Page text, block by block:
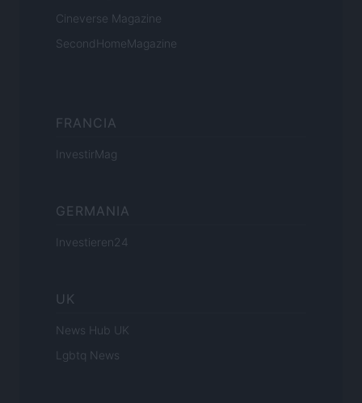
Cineverse Magazine
SecondHomeMagazine
FRANCIA
InvestirMag
GERMANIA
Investieren24
UK
News Hub UK
Lgbtq News